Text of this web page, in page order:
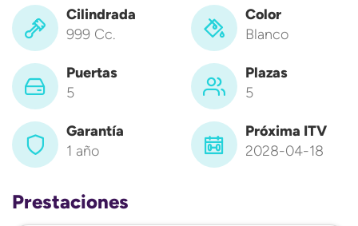
Cilindrada
999 Cc.
Color
Blanco
Puertas
5
Plazas
5
Garantía
1 año
Próxima ITV
2028-04-18
Prestaciones